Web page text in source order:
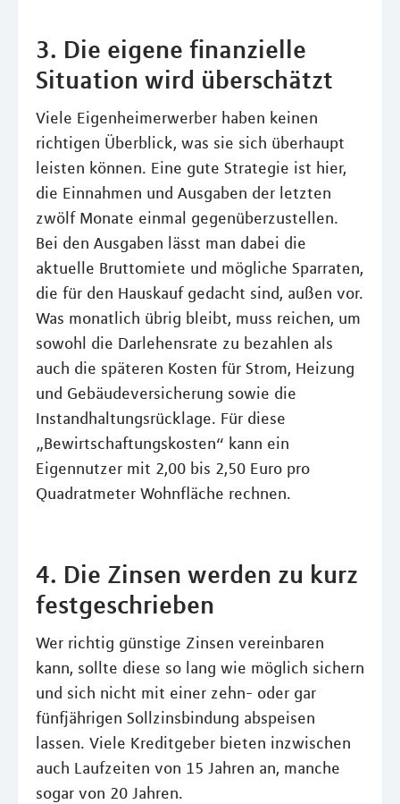
3. Die eigene finanzielle
Situation wird überschätzt
Viele Eigenheimerwerber haben keinen
richtigen Überblick, was sie sich überhaupt
leisten können. Eine gute Strategie ist hier,
die Einnahmen und Ausgaben der letzten
zwölf Monate einmal gegenüberzustellen.
Bei den Ausgaben lässt man dabei die
aktuelle Bruttomiete und mögliche Sparraten,
die für den Hauskauf gedacht sind, außen vor.
Was monatlich übrig bleibt, muss reichen, um
sowohl die Darlehensrate zu bezahlen als
auch die späteren Kosten für Strom, Heizung
und Gebäudeversicherung sowie die
Instandhaltungsrücklage. Für diese
„Bewirtschaftungskosten“ kann ein
Eigennutzer mit 2,00 bis 2,50 Euro pro
Quadratmeter Wohnfläche rechnen.
4. Die Zinsen werden zu kurz
festgeschrieben
Wer richtig günstige Zinsen vereinbaren
kann, sollte diese so lang wie möglich sichern
und sich nicht mit einer zehn- oder gar
fünfjährigen Sollzinsbindung abspeisen
lassen. Viele Kreditgeber bieten inzwischen
auch Laufzeiten von 15 Jahren an, manche
sogar von 20 Jahren.